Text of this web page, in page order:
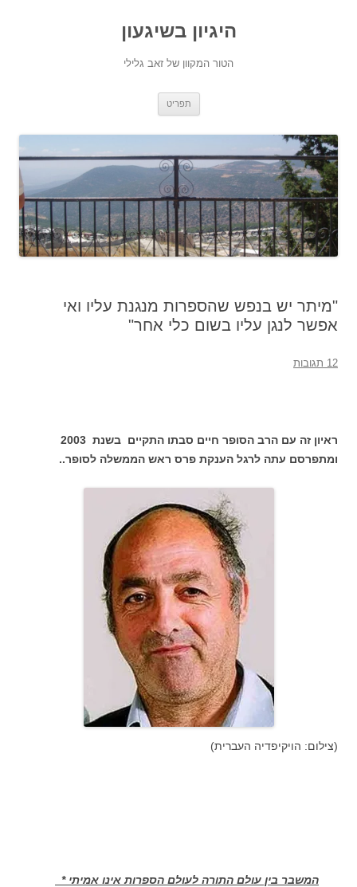
היגיון בשיגעון
הטור המקוון של זאב גלילי
תפריט
"מיתר יש בנפש שהספרות מנגנת עליו ואי
אפשר לנגן עליו בשום כלי אחר"
12 תגובות
ראיון זה עם הרב הסופר חיים סבתו התקיים בשנת 2003
ומתפרסם עתה לרגל הענקת פרס ראש הממשלה לסופר..
(צילום: הויקיפדיה העברית)
המשבר בין עולם התורה לעולם הספרות אינו אמיתי *